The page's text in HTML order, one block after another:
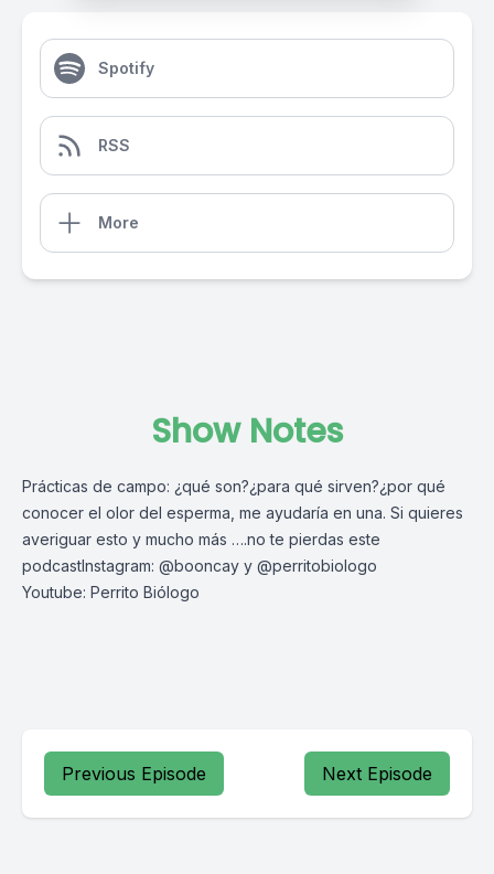
Spotify
RSS
More
Show Notes
Prácticas de campo: ¿qué son?¿para qué sirven?¿por qué
conocer el olor del esperma, me ayudaría en una. Si quieres
averiguar esto y mucho más ….no te pierdas este
podcastInstagram: @booncay y @perritobiologo
Youtube: Perrito Biólogo
Previous Episode Next Episode